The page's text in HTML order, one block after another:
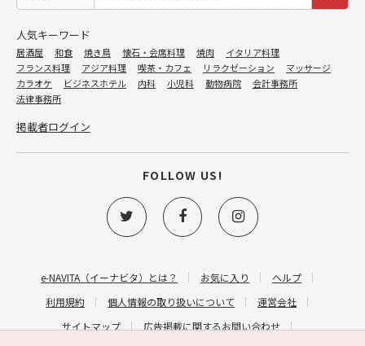
e-NAVITA（イーナビタ）とは？ お気に入り
ヘルプ
利用規約
個人情報の取り扱いについて
運営会社
サイトマップ
広告掲載に関するお問い合わせ
人気キーワード
居酒屋 和食 焼き鳥 懐石・会席料理 焼肉
イタリア料理
フランス料理
アジア料理 喫茶・カフェ リラクゼーション
マッサージ
カラオケ
ビジネスホテル 内科 小児科 動物病院
会計事務所
法律事務所
掲載者ログイン
FOLLOW US!